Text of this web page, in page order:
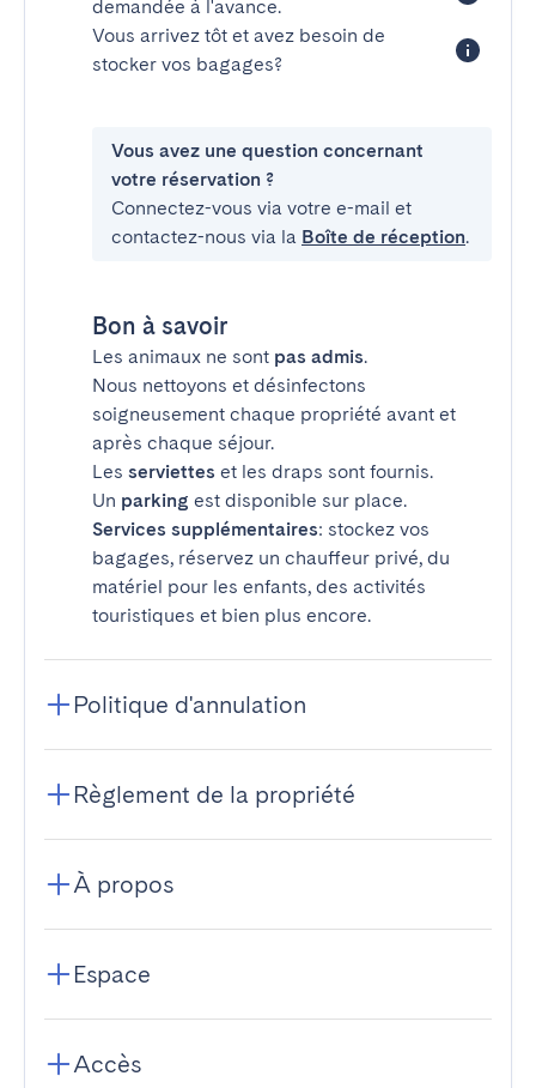
demandée à l'avance.
Vous arrivez tôt et avez besoin de
stocker vos bagages?
Vous avez une question concernant
votre réservation ?
Connectez-vous via votre e-mail et
contactez-nous via la Boîte de réception.
Bon à savoir
Les animaux ne sont pas admis.
Nous nettoyons et désinfectons
soigneusement chaque propriété avant et
après chaque séjour.
Les serviettes et les draps sont fournis.
Un parking est disponible sur place.
Services supplémentaires: stockez vos
bagages, réservez un chauffeur privé, du
matériel pour les enfants, des activités
touristiques et bien plus encore.
Politique d'annulation
Règlement de la propriété
À propos
Espace
Accès